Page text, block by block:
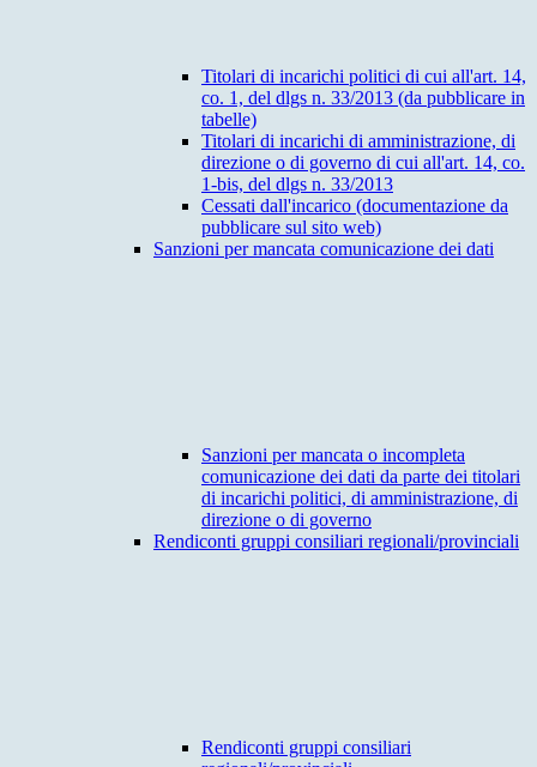
Titolari di incarichi politici di cui all'art. 14,
co. 1, del dlgs n. 33/2013 (da pubblicare in
tabelle)
Titolari di incarichi di amministrazione, di
direzione o di governo di cui all'art. 14, co.
1-bis, del dlgs n. 33/2013
Cessati dall'incarico (documentazione da
pubblicare sul sito web)
Sanzioni per mancata comunicazione dei dati
Sanzioni per mancata o incompleta
comunicazione dei dati da parte dei titolari
di incarichi politici, di amministrazione, di
direzione o di governo
Rendiconti gruppi consiliari regionali/provinciali
Rendiconti gruppi consiliari